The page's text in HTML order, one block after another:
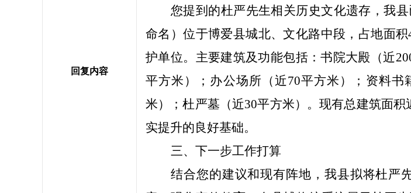
回复内容
您提到的杜严先生相关历史文化遗存，我
命名）位于博爱县城北、文化路中段，占地面积
护单位。主要建筑及功能包括：书院大殿（近
平方米）；办公场所（近70平方米）；资料
米）；杜严墓（近30平方米）。现有总建筑面
实提升的良好基础。
三、下一步工作打算
结合您的建议和现有阵地，我县拟将杜严